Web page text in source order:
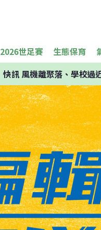
2026世足賽 生態保育
快訊風機離聚落、學校過